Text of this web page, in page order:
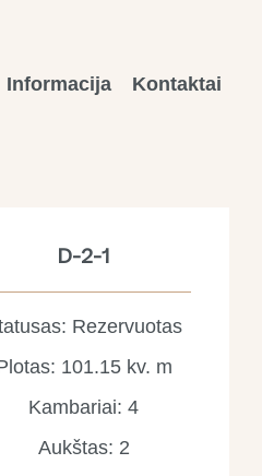
Informacija Kontaktai
D-2-1
Rezervuotas
101.15 kv. m
Kambariai: 4
Aukštas: 2